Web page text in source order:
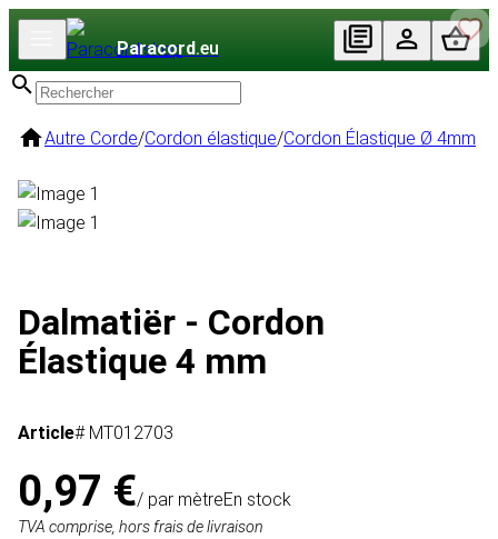
Paracord.eu
Autre Corde/Cordon élastique/Cordon Élastique Ø 4mm
Dalmatiër - Cordon
Élastique 4 mm
Article# MT012703
0,97 €/ par mètreEn stock
TVA comprise, hors frais de livraison